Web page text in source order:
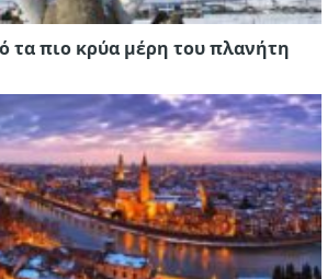
τα πιο κρύα μέρη του πλανήτη